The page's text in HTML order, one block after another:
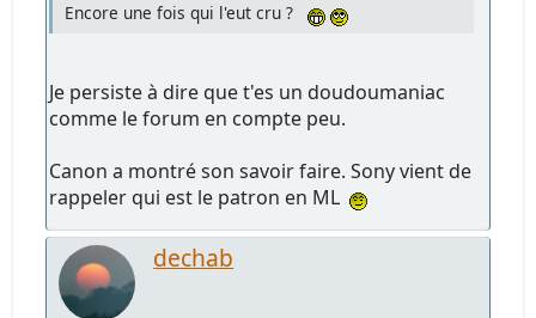
Encore une fois qui l'eut cru ?
Je persiste à dire que t'es un doudoumaniac
comme le forum en compte peu.
Canon a montré son savoir faire. Sony vient de
rappeler qui est le patron en ML
dechab